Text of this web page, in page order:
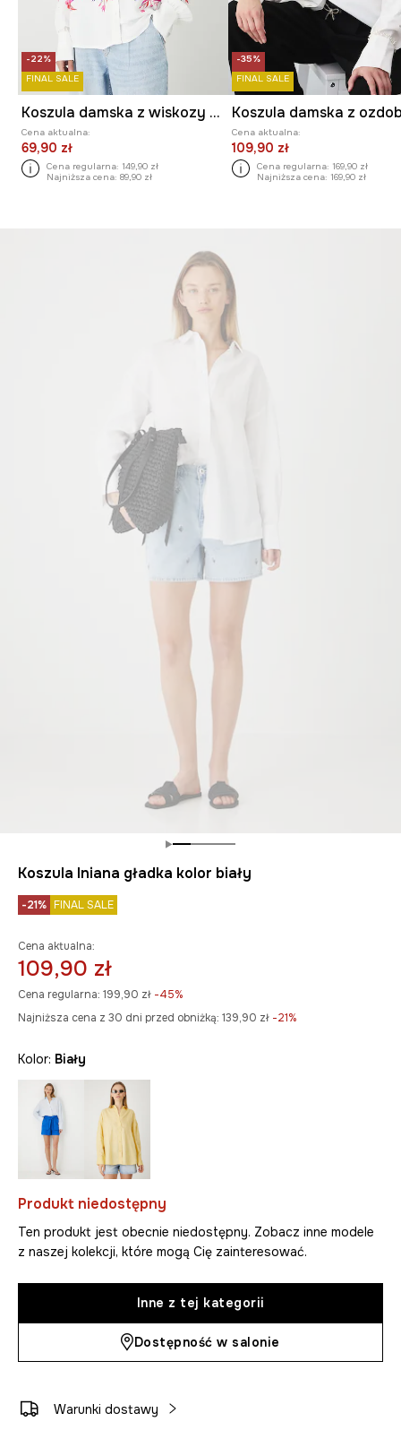
-22%
FINAL SALE
Koszula damska z wiskozy w kwiaty
Cena aktualna:
69,90 zł
Cena regularna: 149,90 zł
Najniższa cena: 89,90 zł
-35%
FINAL SALE
Cena aktualna:
109,90 zł
Cena regularna: 169,90 zł
Najniższa cena: 169,90 zł
Koszula lniana gładka kolor biały
-21% FINAL SALE
Cena aktualna:
109,90 zł
Cena regularna: 199,90 zł -45%
Najniższa cena z 30 dni przed obniżką: 139,90 zł -21%
Kolor: biały
Produkt niedostępny
Ten produkt jest obecnie niedostępny. Zobacz inne modele
z naszej kolekcji, które mogą Cię zainteresować.
Inne z tej kategorii
Dostępność w salonie
Warunki dostawy